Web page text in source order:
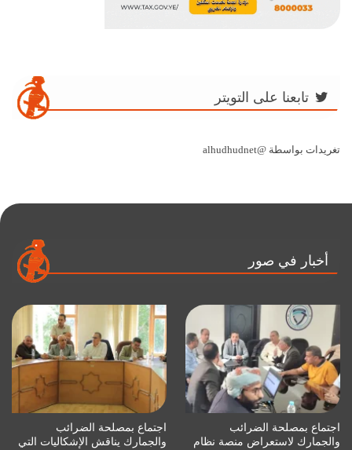
تابعنا على التويتر
تغريدات بواسطة @alhudhudnet
أخبار في صور
اجتماع بمصلحة الضرائب
والجمارك لاستعراض منصة نظام
اجتماع بمصلحة الضرائب
والجمارك يناقش الإشكاليات التي